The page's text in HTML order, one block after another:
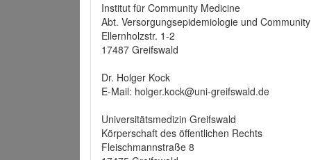
Institut für Community Medicine
Abt. Versorgungsepidemiologie und
Ellernholzstr. 1-2
17487 Greifswald
Dr. Holger Kock
E-Mail: holger.kock@uni-greifswald.de
Universitätsmedizin Greifswald
Körperschaft des öffentlichen Rechts
Fleischmannstraße 8